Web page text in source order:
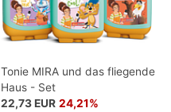
Tonie MIRA und das fliegende
Haus - Set
22,73 EUR 24,21%